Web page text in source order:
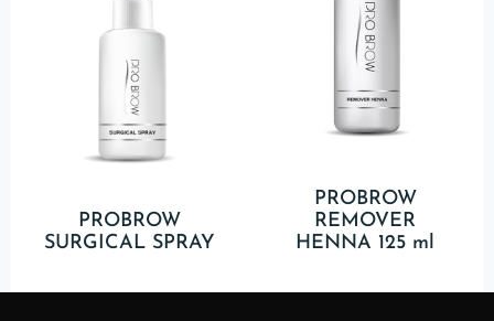
PROBROW
REMOVER
HENNA 125 ml
PROBROW
SURGICAL SPRAY